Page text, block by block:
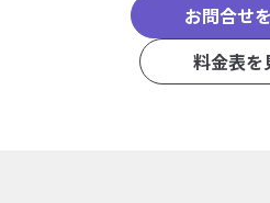
お問合せ
料金表を